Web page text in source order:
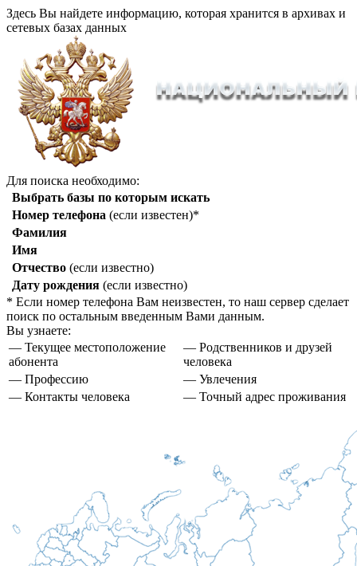
Здесь Вы найдете информацию, которая хранится в архивах и
сетевых базах данных
Для поиска необходимо:
Выбрать базы по которым искать
Номер телефона (если известен)*
Фамилия
Имя
Отчество (если известно)
Дату рождения (если известно)
* Если номер телефона Вам неизвестен, то наш сервер сделает
поиск по остальным введенным Вами данным.
Вы узнаете:
— Текущее местоположение
абонента
— Родственников и друзей
человека
— Профессию
— Увлечения
— Контакты человека
— Точный адрес проживания